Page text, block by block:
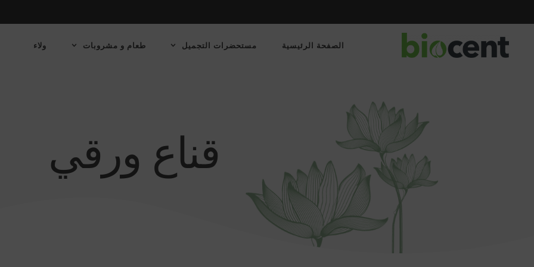
برنامج الولاء من BIOCENT بانتظارك! الصفحة الرئيسية مستحضرات التجميل طعام و مشروبات ولاء
قناع ورقي